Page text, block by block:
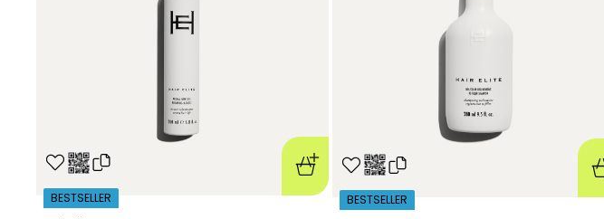
BESTSELLER BESTSELLER